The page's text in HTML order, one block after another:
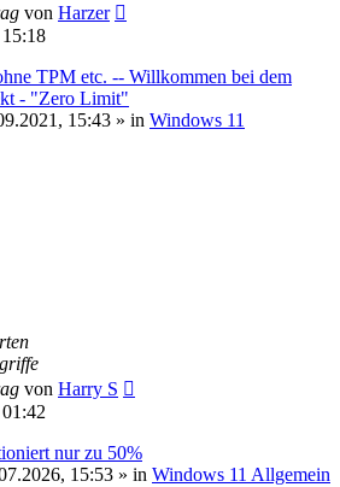
von Harzer
TPM etc. -- Willkommen bei dem
- "Zero Limit"
15:43 » in Windows 11
von Harry S
nur zu 50%
15:53 » in Windows 11 Allgemein